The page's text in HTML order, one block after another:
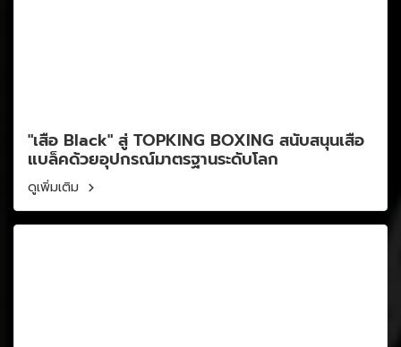
"เสือ Black" สู่ TOPKING BOXING สนับสนุนเสือ
แบล็คด้วยอุปกรณ์มาตรฐานระดับโลก
ดูเพิ่มเติม